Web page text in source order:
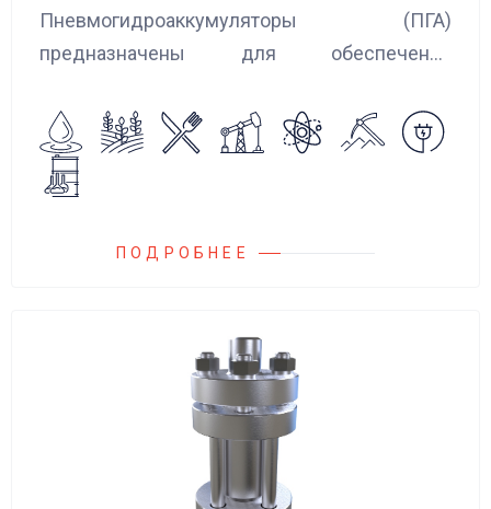
Пневмогидроаккумуляторы (ПГА)
предназначены для обеспечения
колебаний потока жидкости, возникающих в
гидравлических системах.
ПОДРОБНЕЕ